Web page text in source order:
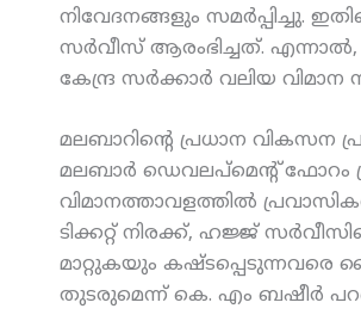
നിവേദനങ്ങളും സമര്‍പ്പിച്ചു.
സര്‍വീസ് ആരംഭിച്ചത്.
കേന്ദ്ര സര്‍ക്കാര്‍ വലിയ
മലബാറിന്റെ പ്രധാന വികസന
മലബാര്‍ ഡെവലപ്‌മെന്റ് ഫോറം
വിമാനത്താവളത്തില്‍
ടിക്കറ്റ് നിരക്ക്, ഹജ്ജ്
മാറ്റുകയും കഷ്ടപ്പെടുന്നവരെ
തുടരുമെന്ന് കെ. എം ബഷീര്‍